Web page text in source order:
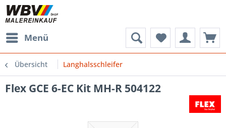
Menü
Übersicht Langhalsschleifer
Flex GCE 6-EC Kit MH-R 504122